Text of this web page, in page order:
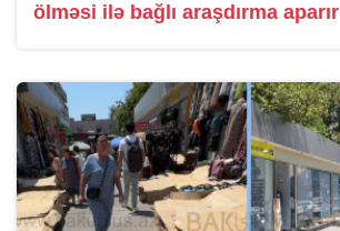
ölməsi ilə bağlı araşdırma aparır